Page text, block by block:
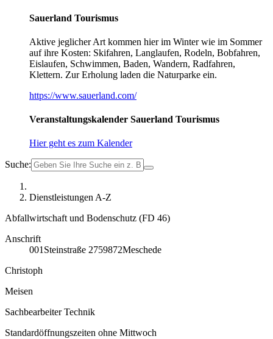
Sauerland Tourismus
Aktive jeglicher Art kommen hier im Winter wie im Sommer
auf ihre Kosten: Skifahren, Langlaufen, Rodeln, Bobfahren,
Eislaufen, Schwimmen, Baden, Wandern, Radfahren,
Klettern. Zur Erholung laden die Naturparke ein.
https://www.sauerland.com/
Veranstaltungskalender Sauerland Tourismus
Hier geht es zum Kalender
Suche:
Dienstleistungen A-Z
Abfallwirtschaft und Bodenschutz (FD 46)
Anschrift
001 Steinstraße 2759872Meschede
Christoph
Meisen
Sachbearbeiter Technik
Standardöffnungszeiten ohne Mittwoch